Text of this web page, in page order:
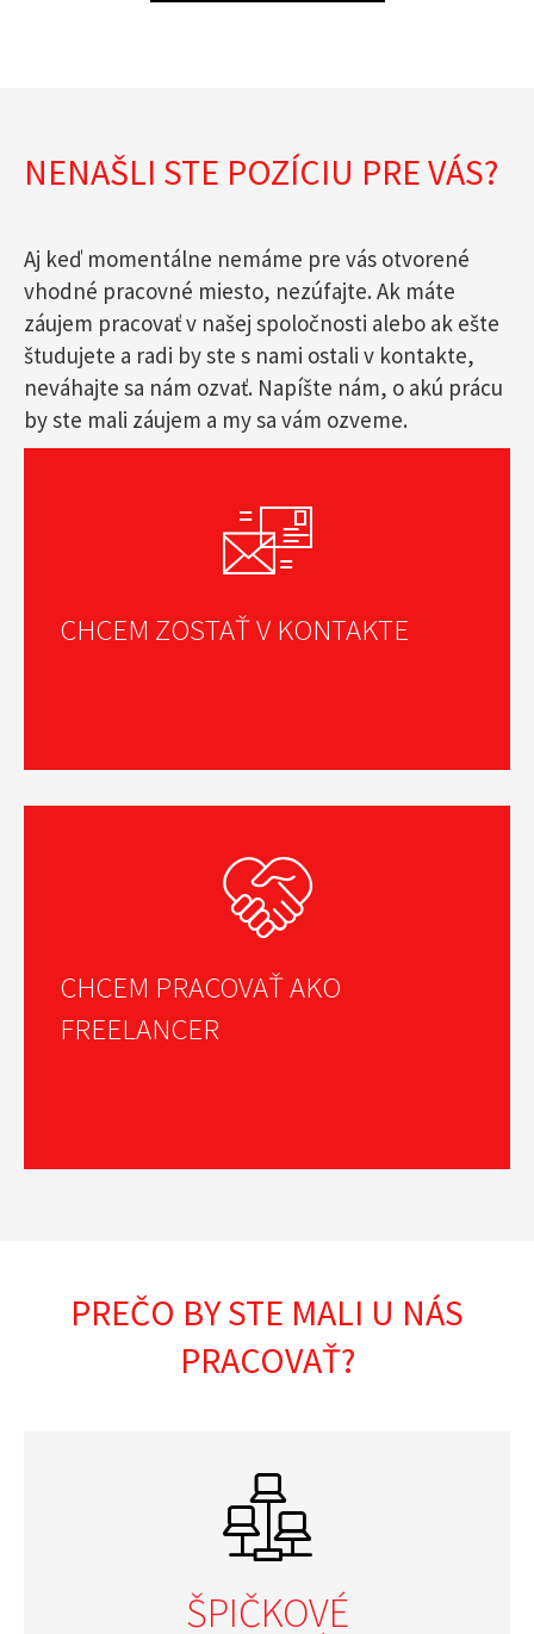
NENAŠLI STE POZÍCIU PRE VÁS?
Aj keď momentálne nemáme pre vás otvorené
vhodné pracovné miesto, nezúfajte. Ak máte
záujem pracovať v našej spoločnosti alebo ak ešte
študujete a radi by ste s nami ostali v kontakte,
neváhajte sa nám ozvať. Napíšte nám, o akú prácu
by ste mali záujem a my sa vám ozveme.
CHCEM ZOSTAŤ V KONTAKTE
CHCEM PRACOVAŤ AKO
FREELANCER
PREČO BY STE MALI U NÁS
PRACOVAŤ?
ŠPIČKOVÉ